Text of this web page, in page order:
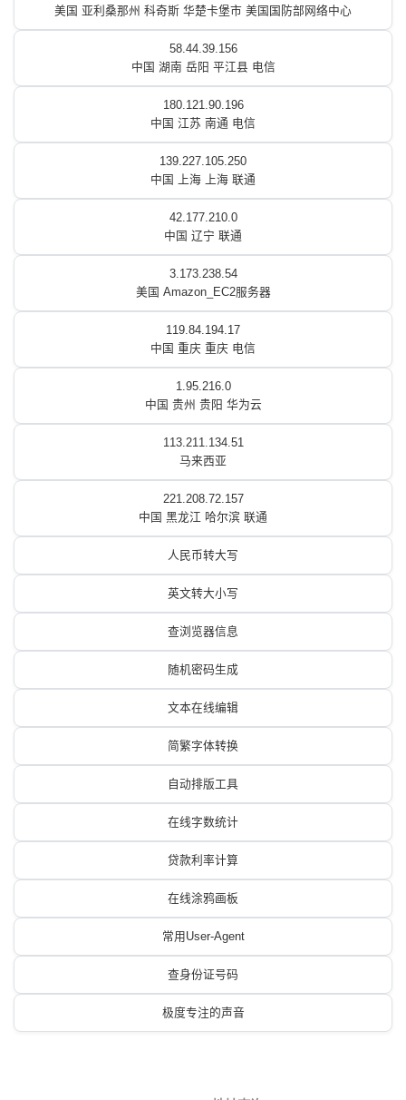
美国 亚利桑那州 科奇斯 华楚卡堡市 美国国防部网络中心
58.44.39.156
中国 湖南 岳阳 平江县 电信
180.121.90.196
中国 江苏 南通 电信
139.227.105.250
中国 上海 上海 联通
42.177.210.0
中国 辽宁 联通
3.173.238.54
美国 Amazon_EC2服务器
119.84.194.17
中国 重庆 重庆 电信
1.95.216.0
中国 贵州 贵阳 华为云
113.211.134.51
马来西亚
221.208.72.157
中国 黑龙江 哈尔滨 联通
人民币转大写
英文转大小写
查浏览器信息
随机密码生成
文本在线编辑
简繁字体转换
自动排版工具
在线字数统计
贷款利率计算
在线涂鸦画板
常用User-Agent
查身份证号码
极度专注的声音